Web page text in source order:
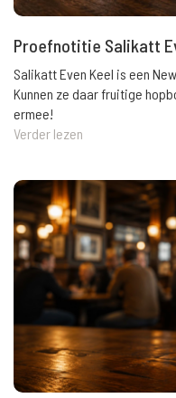
Proefnotitie Salikatt
Salikatt Even Keel is een
Kunnen ze daar fruitige
ermee!
Verder lezen